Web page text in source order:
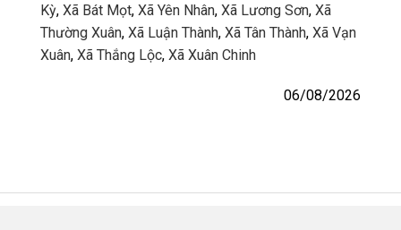
Kỳ, Xã Bát Mọt, Xã Yên Nhân, Xã Lương Sơn, Xã
Thường Xuân, Xã Luận Thành, Xã Tân Thành, Xã Vạn
Xuân, Xã Thắng Lộc, Xã Xuân Chinh
06/08/2026